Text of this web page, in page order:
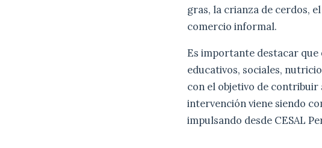
gras, la crianza de cerdos,
comercio informal.
Es importante destacar
educativos, sociales,
con el objetivo de contribuir
intervención viene siendo
impulsando desde CESAL